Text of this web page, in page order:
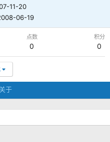
11-20
06-19
点数
0
积分
0
关于